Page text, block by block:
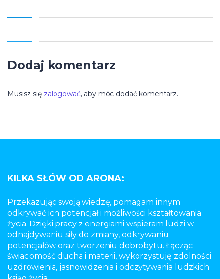
Dodaj komentarz
Musisz się zalogować, aby móc dodać komentarz.
KILKA SŁÓW OD ARONA:
Przekazując swoją wiedzę, pomagam innym
odkrywać ich potencjał i możliwości kształtowania
życia. Dzięki pracy z energiami wspieram ludzi w
odnajdywaniu siły do zmiany, odkrywaniu
potencjałów oraz tworzeniu dobrobytu. Łącząc
świadomość ducha i materii, wykorzystuję zdolności
uzdrowienia, jasnowidzenia i odczytywania ludzkich